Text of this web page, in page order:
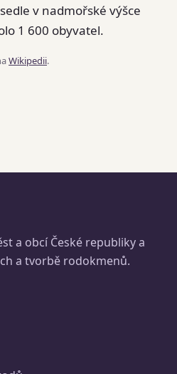
v nadmořské výšce
1 600 obyvatel.
Wikipedii.
a obcí České republiky a
a tvorbě rodokmenů.